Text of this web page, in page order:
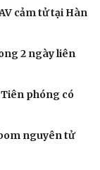
cảm tử tại Hàn
2 ngày liên
phóng có
nguyên tử